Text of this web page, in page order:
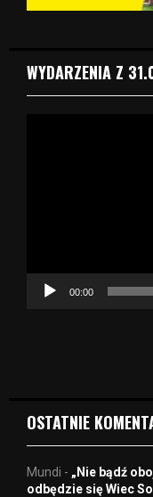
WYDARZENIA Z
c
00:00
OSTATNIE
Mundi - „Nie bądź
odbędzie się Wiec